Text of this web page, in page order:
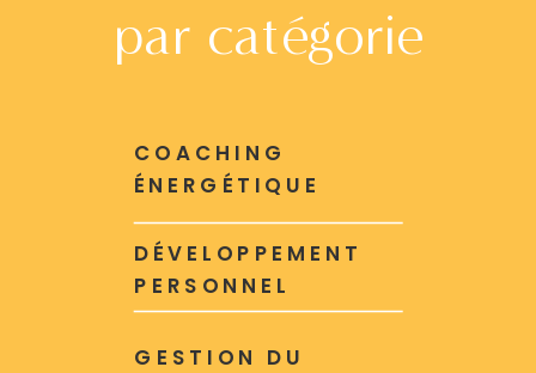
GESTION DU
DÉVELOPPEMENT
PERSONNEL
COACHING
ÉNERGÉTIQUE
par catégorie